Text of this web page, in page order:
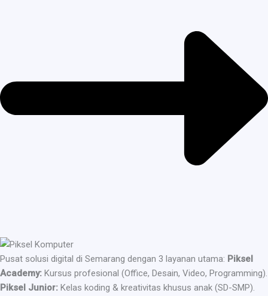
Pusat solusi digital di Semarang dengan 3 layanan utama: Piksel
Academy: Kursus profesional (Office, Desain, Video, Programming).
Piksel Junior: Kelas koding & kreativitas khusus anak (SD-SMP).